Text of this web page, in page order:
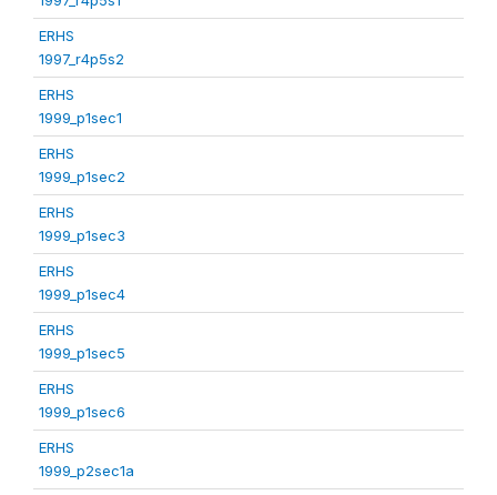
ERHS
1997_r4p5s2
ERHS
1999_p1sec1
ERHS
1999_p1sec2
ERHS
1999_p1sec3
ERHS
1999_p1sec4
ERHS
1999_p1sec5
ERHS
1999_p1sec6
ERHS
1999_p2sec1a